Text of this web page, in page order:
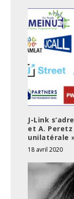
J-Link
et A. Peretz
unilatérale
18 avril 2020